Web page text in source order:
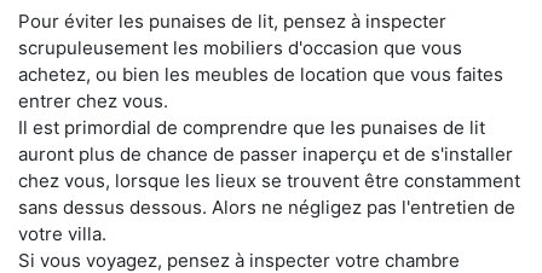
Pour éviter les punaises de lit, pensez à inspecter
scrupuleusement les mobiliers d'occasion que vous
achetez, ou bien les meubles de location que vous faites
entrer chez vous.
Il est primordial de comprendre que les punaises de lit
auront plus de chance de passer inaperçu et de s'installer
chez vous, lorsque les lieux se trouvent être constamment
sans dessus dessous. Alors ne négligez pas l'entretien de
votre villa.
Si vous voyagez, pensez à inspecter votre chambre